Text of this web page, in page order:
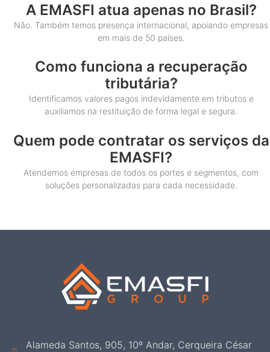
A EMASFI atua apenas no Brasil?
Não. Também temos presença internacional, apoiando empresas
em mais de 50 países.
Como funciona a recuperação
tributária?
Identificamos valores pagos indevidamente em tributos e
auxiliamos na restituição de forma legal e segura.
Quem pode contratar os serviços da
EMASFI?
Atendemos empresas de todos os portes e segmentos, com
soluções personalizadas para cada necessidade.
Alameda Santos, 905, 10º Andar, Cerqueira César